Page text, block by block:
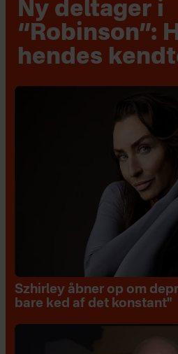
Ny deltager i
“Robinson”:
hendes
Szhirley åbner op om
bare ked af det konstant"